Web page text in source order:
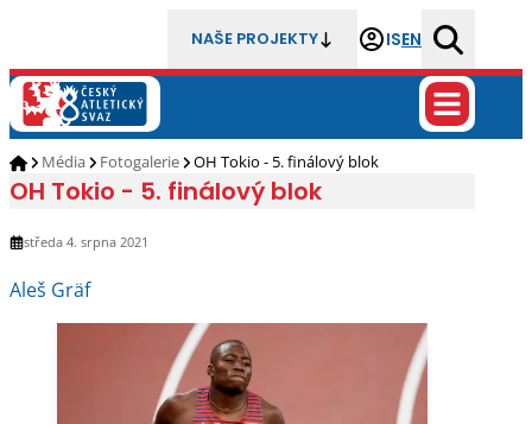
NAŠE PROJEKTY ISEN
Média Fotogalerie OH Tokio - 5. finálový blok
OH Tokio - 5. finálový blok
středa 4. srpna 2021
Aleš Gräf